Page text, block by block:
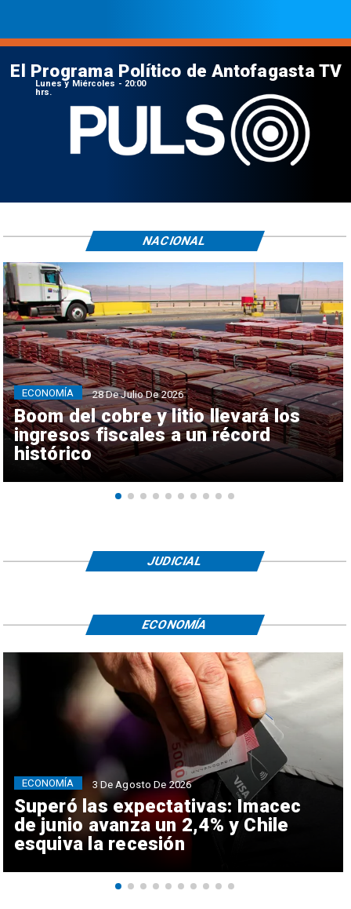
El Programa Político de Antofagasta TV
Lunes y Miércoles - 20:00
hrs.
Boom del cobre y litio llevará los
ingresos fiscales a un récord
histórico
ECONOMÍA 28 De Julio De 2026
NACIONAL
JUDICIAL
Superó las expectativas: Imacec
de junio avanza un 2,4% y Chile
esquiva la recesión
ECONOMÍA 3 De Agosto De 2026
ECONOMÍA